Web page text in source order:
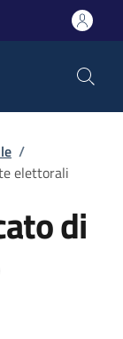
/
elettorali
di